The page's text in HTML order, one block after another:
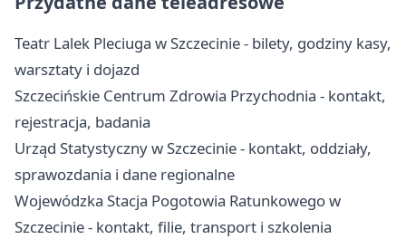
Teatr Lalek Pleciuga w Szczecinie - bilety, godziny kasy,
warsztaty i dojazd
Szczecińskie Centrum Zdrowia Przychodnia - kontakt,
rejestracja, badania
Urząd Statystyczny w Szczecinie - kontakt, oddziały,
sprawozdania i dane regionalne
Wojewódzka Stacja Pogotowia Ratunkowego w
Szczecinie - kontakt, filie, transport i szkolenia